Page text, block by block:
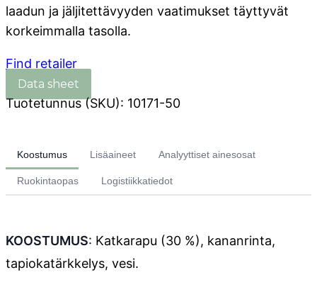
laadun ja jäljitettävyyden vaatimukset täyttyvät
korkeimmalla tasolla.
Find retailer
Tuotetunnus (SKU): 10171-50
Koostumus Lisäaineet Analyyttiset ainesosat
Ruokintaopas Logistiikkatiedot
KOOSTUMUS: Katkarapu (30 %), kananrinta,
tapiokatärkkelys, vesi.